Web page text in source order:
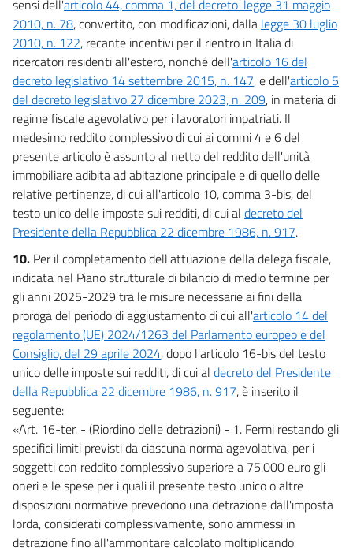
sensi dell'articolo 44, comma 1, del decreto-legge 31 maggio
2010, n. 78, convertito, con modificazioni, dalla legge 30 luglio
2010, n. 122, recante incentivi per il rientro in Italia di
ricercatori residenti all'estero, nonché dell'articolo 16 del
decreto legislativo 14 settembre 2015, n. 147, e dell'articolo 5
del decreto legislativo 27 dicembre 2023, n. 209, in materia di
regime fiscale agevolativo per i lavoratori impatriati. Il
medesimo reddito complessivo di cui ai commi 4 e 6 del
presente articolo è assunto al netto del reddito dell'unità
immobiliare adibita ad abitazione principale e di quello delle
relative pertinenze, di cui all'articolo 10, comma 3-bis, del
testo unico delle imposte sui redditi, di cui al decreto del
Presidente della Repubblica 22 dicembre 1986, n. 917.
10. Per il completamento dell'attuazione della delega fiscale,
indicata nel Piano strutturale di bilancio di medio termine per
gli anni 2025-2029 tra le misure necessarie ai fini della
proroga del periodo di aggiustamento di cui all'articolo 14 del
regolamento (UE) 2024/1263 del Parlamento europeo e del
Consiglio, del 29 aprile 2024, dopo l'articolo 16-bis del testo
unico delle imposte sui redditi, di cui al decreto del Presidente
della Repubblica 22 dicembre 1986, n. 917, è inserito il
seguente:
«Art. 16-ter. - (Riordino delle detrazioni) - 1. Fermi restando gli
specifici limiti previsti da ciascuna norma agevolativa, per i
soggetti con reddito complessivo superiore a 75.000 euro gli
oneri e le spese per i quali il presente testo unico o altre
disposizioni normative prevedono una detrazione dall'imposta
lorda, considerati complessivamente, sono ammessi in
detrazione fino all'ammontare calcolato moltiplicando